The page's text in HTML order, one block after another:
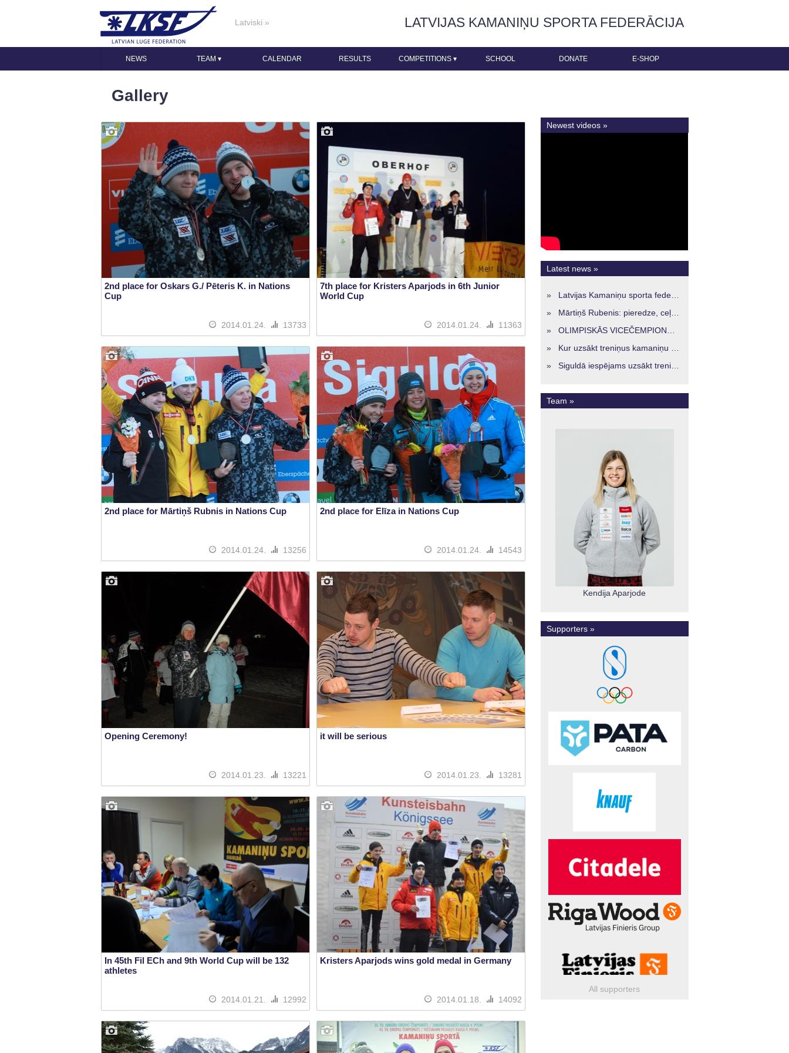
Latviski » LATVIJAS KAMANIŅU SPORTA FEDERĀCIJA
NEWS TEAM ▾ CALENDAR RESULTS COMPETITIONS ▾ SCHOOL DONATE E-SHOP
Gallery
2nd place for Oskars G./ Pēteris K. in Nations
Cup
2014.01.24. 13733
7th place for Kristers Aparjods in 6th Junior
World Cup
2014.01.24. 11363
2nd place for Mārtiņš Rubnis in Nations Cup
2014.01.24. 13256
2nd place for Elīza in Nations Cup
2014.01.24. 14543
Opening Ceremony!
2014.01.23. 13221
it will be serious
2014.01.23. 13281
In 45th Fil ECh and 9th World Cup will be 132
athletes
2014.01.21. 12992
Kristers Aparjods wins gold medal in Germany
2014.01.18. 14092
Newest videos »
Latest news »
» Latvijas Kamaniņu sporta federācijā ievēlēta vadība nākamajam četru gadu termiņam
» Mārtiņš Rubenis: pieredze, ceļš un skatījums uz Latvijas kamaniņu sportu
»OLIMPISKĀS VICEČEMPIONES ENERĢIJA TURPINĀS ARĪ STARPSEZONĀ
» Kur uzsākt treniņus kamaniņu sportā Latvijā? Iespējas jaunajiem sportistiem visos reģionos
»Siguldā iespējams uzsākt treniņus kamaniņu sportā – vide, kur veidojas nākamā sportistu paaudze
Team »
Kendija Aparjode
Supporters »
All supporters